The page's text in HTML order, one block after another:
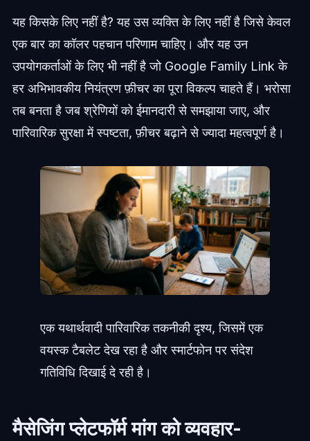
यह किसके लिए नहीं है? यह उस व्यक्ति के लिए नहीं है जिसे केवल
एक बार का कॉलर पहचान परिणाम चाहिए। और यह उन
उपयोगकर्ताओं के लिए भी नहीं है जो Google Family Link के
हर अभिभावकीय नियंत्रण फ़ीचर का पूरा विकल्प चाहते हैं। भरोसा
तब बनता है जब श्रेणियों को ईमानदारी से समझाया जाए, और
पारिवारिक सुरक्षा में स्पष्टता, फ़ीचर बढ़ाने से ज्यादा महत्वपूर्ण है।
एक यथार्थवादी पारिवारिक तकनीकी दृश्य, जिसमें एक
वयस्क टैबलेट देख रहा है और स्मार्टफोन पर संदेश
गतिविधि दिखाई दे रही है।
मैसेजिंग प्लेटफॉर्म मांग को व्यवहार-